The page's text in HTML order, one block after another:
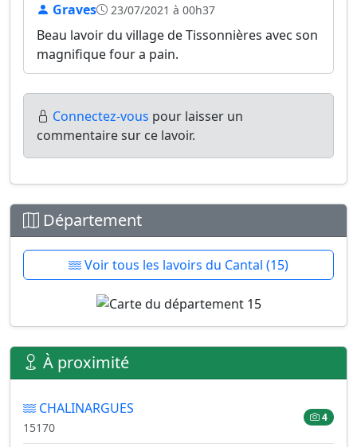
Graves 23/07/2021 à 00h37
Beau lavoir du village de Tissonnières avec son
magnifique four a pain.
Connectez-vous pour laisser un
commentaire sur ce lavoir.
Département
Voir tous les lavoirs du Cantal (15)
À proximité
CHALINARGUES
15170
4